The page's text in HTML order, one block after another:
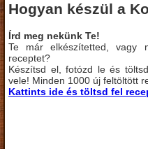
Hogyan készül a
Írd meg nekünk Te!
Te már elkészítetted, vagy
receptet?
Készítsd el, fotózd le és
vele! Minden 1000 új feltöltött
Kattints ide és töltsd fel